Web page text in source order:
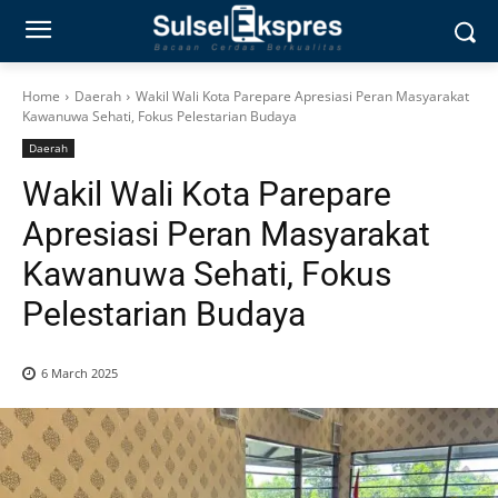
Home Daerah
Wakil Wali Kota Parepare Apresiasi Peran Masyarakat
Kawanuwa Sehati, Fokus Pelestarian Budaya
Daerah
Wakil Wali Kota Parepare
Apresiasi Peran Masyarakat
Kawanuwa Sehati, Fokus
Pelestarian Budaya
6 March 2025